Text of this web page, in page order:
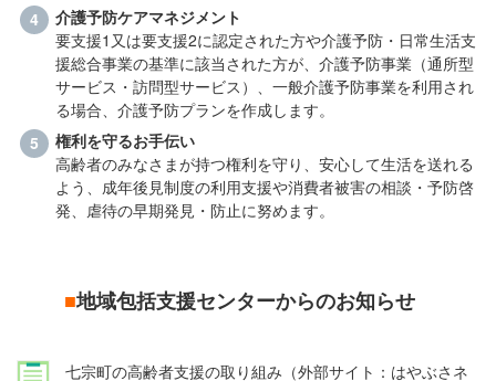
介護予防ケアマネジメント
要支援1又は要支援2に認定された方や介護予防・日常生活支
援総合事業の基準に該当された方が、介護予防事業（通所型
サービス・訪問型サービス）、一般介護予防事業を利用され
る場合、介護予防プランを作成します。
権利を守るお手伝い
高齢者のみなさまが持つ権利を守り、安心して生活を送れる
よう、成年後見制度の利用支援や消費者被害の相談・予防啓
発、虐待の早期発見・防止に努めます。
■地域包括支援センターからのお知らせ
七宗町の高齢者支援の取り組み（外部サイト：はやぶさネ